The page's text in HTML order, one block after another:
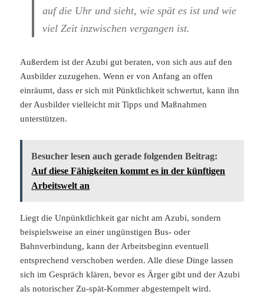
auf die Uhr und sieht, wie spät es ist und wie
viel Zeit inzwischen vergangen ist.
Außerdem ist der Azubi gut beraten, von sich aus auf den
Ausbilder zuzugehen. Wenn er von Anfang an offen
einräumt, dass er sich mit Pünktlichkeit schwertut, kann ihn
der Ausbilder vielleicht mit Tipps und Maßnahmen
unterstützen.
Besucher lesen auch gerade folgenden Beitrag:
Auf diese Fähigkeiten kommt es in der künftigen
Arbeitswelt an
Liegt die Unpünktlichkeit gar nicht am Azubi, sondern
beispielsweise an einer ungünstigen Bus- oder
Bahnverbindung, kann der Arbeitsbeginn eventuell
entsprechend verschoben werden. Alle diese Dinge lassen
sich im Gespräch klären, bevor es Ärger gibt und der Azubi
als notorischer Zu-spät-Kommer abgestempelt wird.